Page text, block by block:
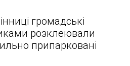
громадські
розклеювали
припарковані